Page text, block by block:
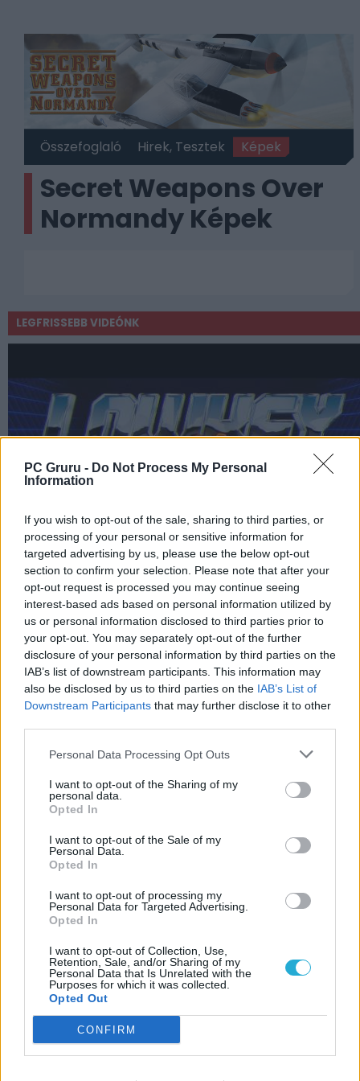
PC Gruru - Do Not Process My Personal
Information
If you wish to opt-out of the sale, sharing to third parties, or
processing of your personal or sensitive information for
targeted advertising by us, please use the below opt-out
section to confirm your selection. Please note that after your
opt-out request is processed you may continue seeing
interest-based ads based on personal information utilized by
us or personal information disclosed to third parties prior to
your opt-out. You may separately opt-out of the further
disclosure of your personal information by third parties on the
IAB’s list of downstream participants. This information may
also be disclosed by us to third parties on the IAB’s List of
Downstream Participants that may further disclose it to other
Personal Data Processing Opt Outs
I want to opt-out of the Sharing of my
personal data.
Opted In
I want to opt-out of the Sale of my
Personal Data.
Opted In
I want to opt-out of processing my
Personal Data for Targeted Advertising.
Opted In
I want to opt-out of Collection, Use,
Retention, Sale, and/or Sharing of my
Personal Data that Is Unrelated with the
Purposes for which it was collected.
Opted Out
CONFIRM
Összefoglaló Hirek, Tesztek Képek
Secret Weapons Over
Normandy Képek
LEGFRISSEBB VIDEÓNK
ESPORT1 HÍREK
A vörös szőnyeg helyett
Pokémon kártyákat
vadászott Palvin Barbara